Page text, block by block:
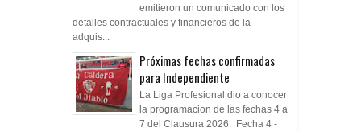
emitieron un comunicado con los
detalles contractuales y financieros de la
adquis...
Próximas fechas confirmadas
para Independiente
La Liga Profesional dio a conocer
la programacion de las fechas 4 a
7 del Clausura 2026. Fecha 4 -